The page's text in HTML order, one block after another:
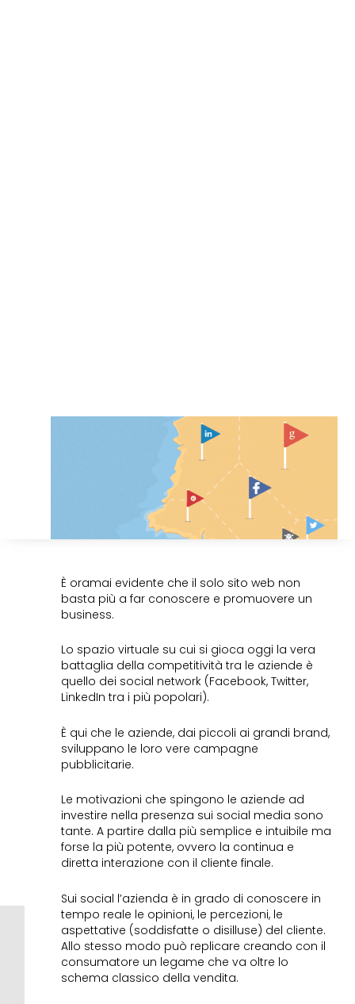
È oramai evidente che il solo sito web non
basta più a far conoscere e promuovere un
business.
Lo spazio virtuale su cui si gioca oggi la vera
battaglia della competitività tra le aziende è
quello dei social network (Facebook, Twitter,
LinkedIn tra i più popolari).
È qui che le aziende, dai piccoli ai grandi brand,
sviluppano le loro vere campagne
pubblicitarie.
Le motivazioni che spingono le aziende ad
investire nella presenza sui social media sono
tante. A partire dalla più semplice e intuibile ma
forse la più potente, ovvero la continua e
diretta interazione con il cliente finale.
Sui social l’azienda è in grado di conoscere in
tempo reale le opinioni, le percezioni, le
aspettative (soddisfatte o disilluse) del cliente.
Allo stesso modo può replicare creando con il
consumatore un legame che va oltre lo
schema classico della vendita.